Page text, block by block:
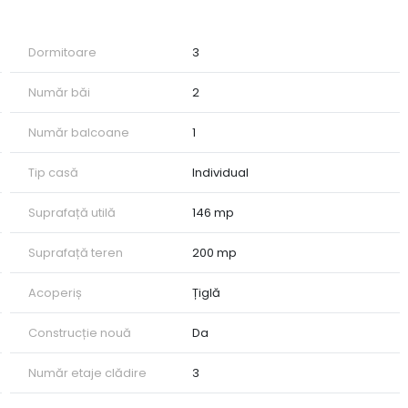
de relaxare sau hobby
niveluri prin calorifere, asigurând un confort termic
fiind gata pentru mutare imediată. Este
(apă, gaz, curent, canalizare).
Dormitoare 3
Număr băi 2
Număr balcoane 1
Tip casă Individual
Suprafață utilă 146 mp
Suprafață teren 200 mp
Acoperiș Țiglă
Construcție nouă Da
Număr etaje clădire 3